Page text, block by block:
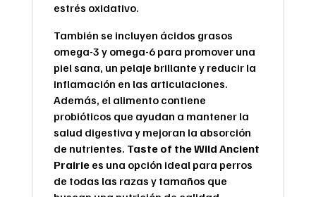
estrés oxidativo.
También se incluyen ácidos grasos
omega-3 y omega-6 para promover una
piel sana, un pelaje brillante y reducir la
inflamación en las articulaciones.
Además, el alimento contiene
probióticos que ayudan a mantener la
salud digestiva y mejoran la absorción
de nutrientes. Taste of the Wild Ancient
Prairiees una opción ideal para perros
de todas las razas y tamaños que